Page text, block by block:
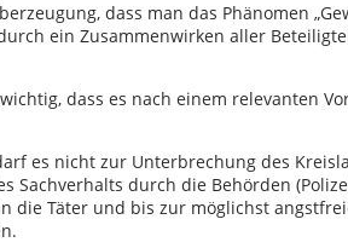
dass man das Phänomen
ein Zusammenwirken aller
dass es nach einem relevanten
es nicht zur Unterbrechung des
Sachverhalts durch die Behörden
die Täter und bis zur möglichst